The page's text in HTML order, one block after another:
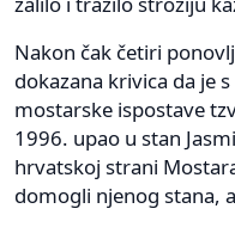
Nakon čak četiri
dokazana krivica da je
mostarske ispostave
1996. upao u stan
hrvatskoj strani
domogli njenog stana,